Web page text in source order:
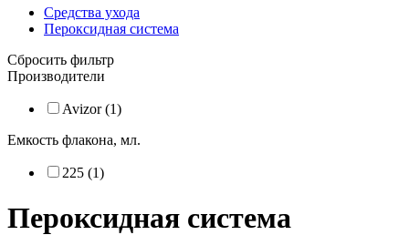
Средства ухода
Пероксидная система
Сбросить фильтр
Производители
Avizor (1)
Емкость флакона, мл.
225 (1)
Пероксидная система